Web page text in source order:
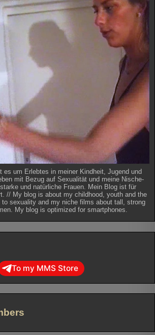
es um Erlebtes in meiner Kindheit, Jugend und
mit Bezug auf Sexualität und meine Nische-
und natürliche Frauen. Mein Blog ist für
// My blog is about my childhood, youth and the
sexuality and my niche films about tall, strong
My blog is optimized for smartphones.
To my MMS Store